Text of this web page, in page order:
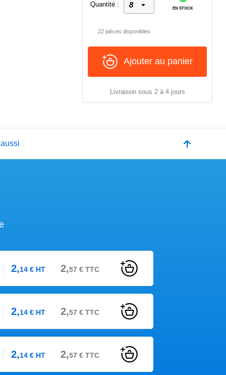
Quantité :
EN STOCK
22 pièces disponibles
Ajouter au panier
Livraison sous 2 à 4 jours
2,14 € HT 2,57 €TTC
2,14 € HT 2,57 €TTC
2,14 € HT 2,57 €TTC